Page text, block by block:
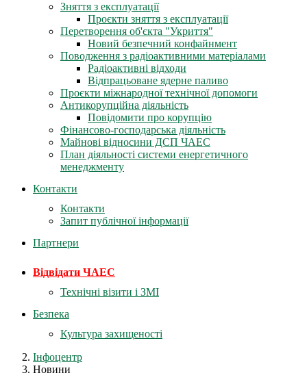
Зняття з експлуатації
Проєкти зняття з експлуатації
Перетворення об'єкта "Укриття"
Новий безпечний конфайнмент
Поводження з радіоактивними матеріалами
Радіоактивні відходи
Відпрацьоване ядерне паливо
Проєкти міжнародної технічної допомоги
Антикорупційна діяльність
Повідомити про корупцію
Фінансово-господарська діяльність
Майнові відносини ДСП ЧАЕС
План діяльності системи енергетичного
менеджменту
Контакти
Контакти
Запит публічної інформації
Партнери
Відвідати ЧАЕС
Технічні візити і ЗМІ
Безпека
Культура захищеності
Інфоцентр
Новини